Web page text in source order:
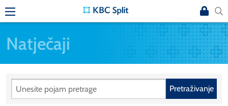
Natječaji
Pretraživanje